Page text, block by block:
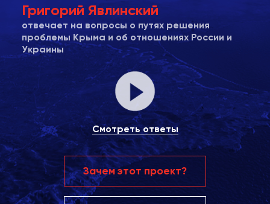
Григорий Явлинский
отвечает на вопросы о путях решения
проблемы Крыма и об отношениях России и
Украины
Смотреть ответы
Зачем этот проект?